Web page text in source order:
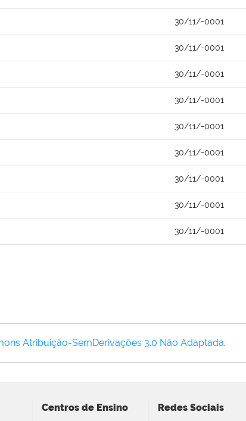
30/11/-0001
30/11/-0001
30/11/-0001
30/11/-0001
30/11/-0001
30/11/-0001
30/11/-0001
30/11/-0001
30/11/-0001
Atribuição-SemDerivações 3.0 Não Adaptada.
Centros de Ensino Redes Sociais